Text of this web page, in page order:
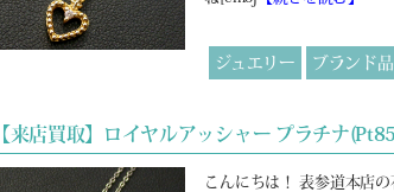
ジュエリー ブランド品
【来店買取】ロイヤルアッシャー プラチナ
こんにちは！ 表参道本店